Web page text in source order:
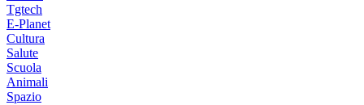
Tgtech
E-Planet
Cultura
Salute
Scuola
Animali
Spazio